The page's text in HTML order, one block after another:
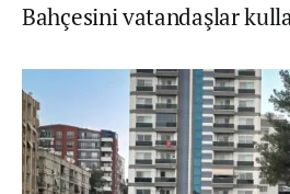
Bahçesini vatandaşlar